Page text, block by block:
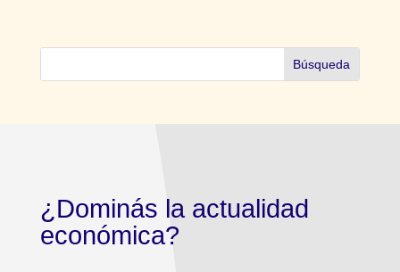
¿Dominás la actualidad
económica?